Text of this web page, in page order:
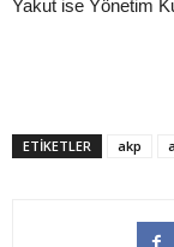
Yakut ise Yönetim
ETIKETLER akp